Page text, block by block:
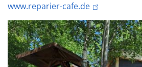
www.reparier-cafe.de